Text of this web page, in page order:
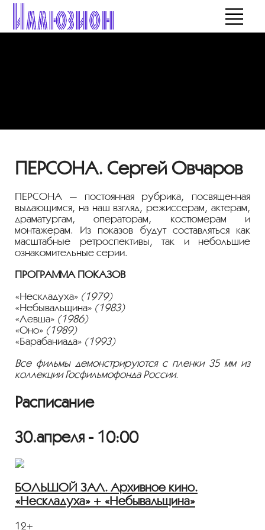
ПЕРСОНА. Сергей Овчаров
ПЕРСОНА — постоянная рубрика, посвященная
выдающимся, на наш взгляд, режиссерам, актерам,
драматургам, операторам, костюмерам и
монтажерам. Из показов будут составляться как
масштабные ретроспективы, так и небольшие
ознакомительные серии.
ПРОГРАММА ПОКАЗОВ
«Нескладуха» (1979)
«Небывальщина» (1983)
«Левша» (1986)
«Оно» (1989)
«Барабаниада» (1993)
Все фильмы демонстрируются с пленки 35 мм из
коллекции Госфильмофонда России.
Расписание
30.апреля - 10:00
БОЛЬШОЙ ЗАЛ. Архивное кино.
«Нескладуха» + «Небывальщина»
12+